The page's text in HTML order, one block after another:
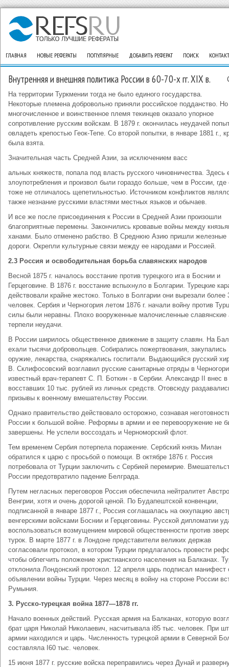
ГЛАВНАЯ НОВЫЕ РЕФЕРАТЫ ПОПУЛЯРНЫЕ ДОБАВИТЬ РЕФЕРАТ ПОИСК
Внутренняя и внешняя политика России в 60-70-х гг. XIX в.
На территории Туркмении тогда не было единого государства.
Некоторые племена добровольно приняли российское подданство. Но
многочисленное и воинственное племя текинцев оказало упорное
сопротивление русским войскам. В 1879 г. окончилась неудачей
овладеть крепостью Геок-Тепе. Со второй попытки, в январе 1881 г.,
была взята.
Значительная часть Средней Азии, за исключением васс
альных княжеств, попала под власть русского чиновничества. Здесь
злоупотребления и произвол были гораздо больше, чем в России, где
тоже не отличалось щепетильностью. Источником конфликтов
также незнание русскими властями местных языков и обычаев.
И все же после присоединения к России в Средней Азии произошли
благоприятные перемены. Закончились кровавые войны между
ханами. Было отменено рабство. В Среднюю Азию пришли железные
дороги. Окрепли культурные связи между ее народами и Россией.
2.3 Россия и освободительная борьба славянских народов
Весной 1875 г. началось восстание против турецкого ига в Боснии и
Герцеговине. В 1876 г. восстание вспыхнуло в Болгарии. Турецкие
действовали крайне жестоко. Только в Болгарии они вырезали более
человек. Сербия и Черногория летом 1876 г. начали войну против
силы были неравны. Плохо вооруженные малочисленные славянские
терпели неудачи.
В России ширилось общественное движение в защиту славян. На
ехали тысячи добровольцев. Собирались пожертвования, закупались
оружие, лекарства, снаряжались госпитали. Выдающийся русский
В. Склифосовский возглавил русские санитарные отряды в
известный врач-терапевт С. П. Боткин - в Сербии. Александр II внес в
восставших 10 тыс. рублей из личных средств. Отовсюду
призывы к военному вмешательству России.
Однако правительство действовало осторожно, сознавая
России к большой войне. Реформы в армии и ее перевооружение не
завершены. Не успели воссоздать и Черноморский флот.
Тем временем Сербия потерпела поражение. Сербский князь Милан
обратился к царю с просьбой о помощи. В октябре 1876 г. Россия
потребовала от Турции заключить с Сербией перемирие.
России предотвратило падение Белграда.
Путем негласных переговоров Россия обеспечила нейтралитет
Венгрии, хотя и очень дорогой ценой. По Будапештской конвенции,
подписанной в январе 1877 г., Россия соглашалась на оккупацию
венгерскими войсками Боснии и Герцеговины. Русской дипломатии
воспользоваться возмущением мировой общественности против
турок. В марте 1877 г. в Лондоне представители великих держав
согласовали протокол, в котором Турции предлагалось провести
чтобы облегчить положение христианского населения на Балканах.
отклонила Лондонский протокол. 12 апреля царь подписал манифест
объявлении войны Турции. Через месяц в войну на стороне России
Румыния.
3. Русско-турецкая война 1877—1878 гг.
Начало военных действий. Русская армия на Балканах, которую
брат царя Николай Николаевич, насчитывала i85 тыс. человек. При
армии находился и царь. Численность турецкой армии в Северной
составляла I60 тыс. человек.
15 июня 1877 г. русские войска переправились через Дунай и